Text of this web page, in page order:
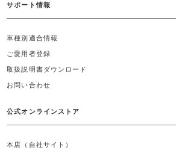
サポート情報
車種別適合情報
ご愛用者登録
取扱説明書ダウンロード
お問い合わせ
公式オンラインストア
本店（自社サイト）